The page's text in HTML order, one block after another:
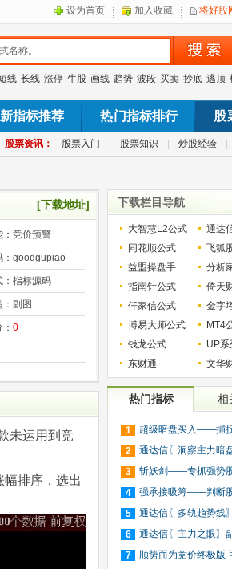
设为首页 加入收藏 将好股
线 长线 涨停 牛股 画线 趋势 波段 买卖 抄底 逃顶
指标推荐 热门指标排行 股
股票资讯： 股票入门 股票知识 炒股经验
[下载地址]
竞价预警
goodgupiao
指标源码
副图
0
未运用到竞
排序，选出
下载栏目导航
大智慧L2公式
通达
同花顺公式
飞狐
益盟操盘手
分析
指南针公式
倚天
仟家信公式
金字
博易大师公式
MT4
钱龙公式
UP系
东财通
文华
热门指标 相
1
超级暗盘买入——捕
入
2
通达信〖洞察主力暗
捕
3
斩妖剑——专抓强势
20日
4
强承接吸筹——判断
买
5
通达信〖多轨趋势线
选
6
通达信〖主力之眼〗
股
7
顺势而为竞价终极版